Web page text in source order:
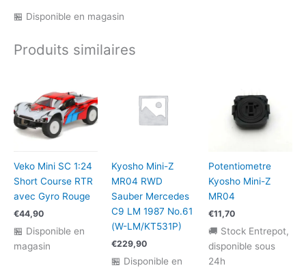
🏪 Disponible en magasin
Produits similaires
Veko Mini SC 1:24
Short Course RTR
avec Gyro Rouge
€44,90
🏪 Disponible en
magasin
Kyosho Mini-Z
MR04 RWD
Sauber Mercedes
C9 LM 1987 No.61
(W-LM/KT531P)
€229,90
🏪 Disponible en
Potentiometre
Kyosho Mini-Z
MR04
€11,70
🚚 Stock Entrepot,
disponible sous
24h